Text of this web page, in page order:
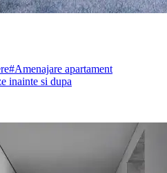
#Amenajare apartament
inainte si dupa